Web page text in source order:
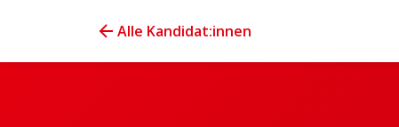
Alle Kandidat:innen